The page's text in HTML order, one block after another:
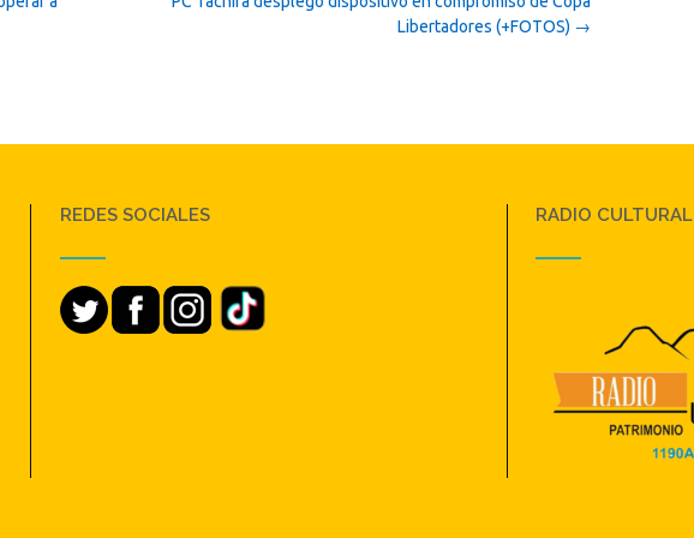
Libertadores (+FOTOS) →
REDES SOCIALES RADIO CULTURAL